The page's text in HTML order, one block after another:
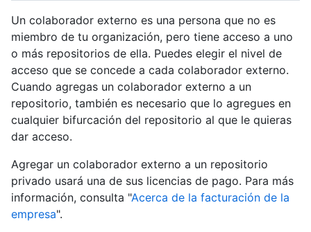
Un colaborador externo es una persona que no es
miembro de tu organización, pero tiene acceso a uno
o más repositorios de ella. Puedes elegir el nivel de
acceso que se concede a cada colaborador externo.
Cuando agregas un colaborador externo a un
repositorio, también es necesario que lo agregues en
cualquier bifurcación del repositorio al que le quieras
dar acceso.
Agregar un colaborador externo a un repositorio
privado usará una de sus licencias de pago. Para más
información, consulta "Acerca de la facturación de la
empresa".